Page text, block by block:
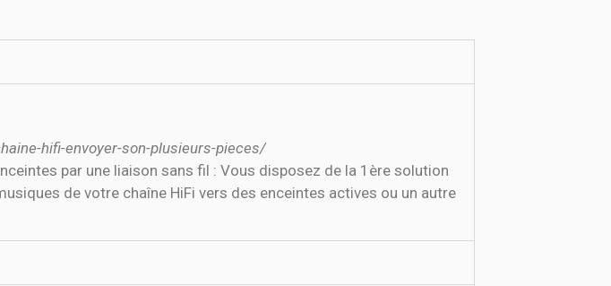
hifi-envoyer-son-plusieurs-pieces/
par une liaison sans fil : Vous disposez de la 1ère solution
de votre chaîne HiFi vers des enceintes actives ou un autre